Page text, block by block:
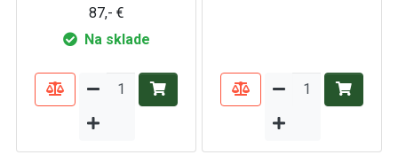
87,- €
Na sklade